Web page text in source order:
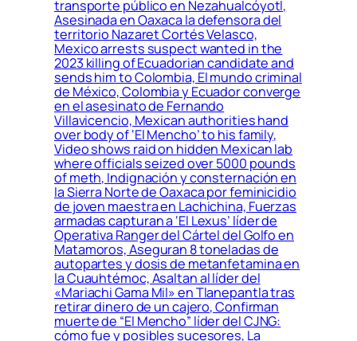
transporte público en Nezahualcóyotl,
Asesinada en Oaxaca la defensora del
territorio Nazaret Cortés Velasco,
Mexico arrests suspect wanted in the
2023 killing of Ecuadorian candidate and
sends him to Colombia, El mundo criminal
de México, Colombia y Ecuador converge
en el asesinato de Fernando
Villavicencio, Mexican authorities hand
over body of ‘El Mencho’ to his family,
Video shows raid on hidden Mexican lab
where officials seized over 5000 pounds
of meth, Indignación y consternación en
la Sierra Norte de Oaxaca por feminicidio
de joven maestra en Lachichina, Fuerzas
armadas capturan a ‘El Lexus’ líder de
Operativa Ranger del Cártel del Golfo en
Matamoros, Aseguran 8 toneladas de
autopartes y dosis de metanfetamina en
la Cuauhtémoc, Asaltan al líder del
«Mariachi Gama Mil» en Tlanepantla tras
retirar dinero de un cajero, Confirman
muerte de “El Mencho” líder del CJNG:
cómo fue y posibles sucesores, La